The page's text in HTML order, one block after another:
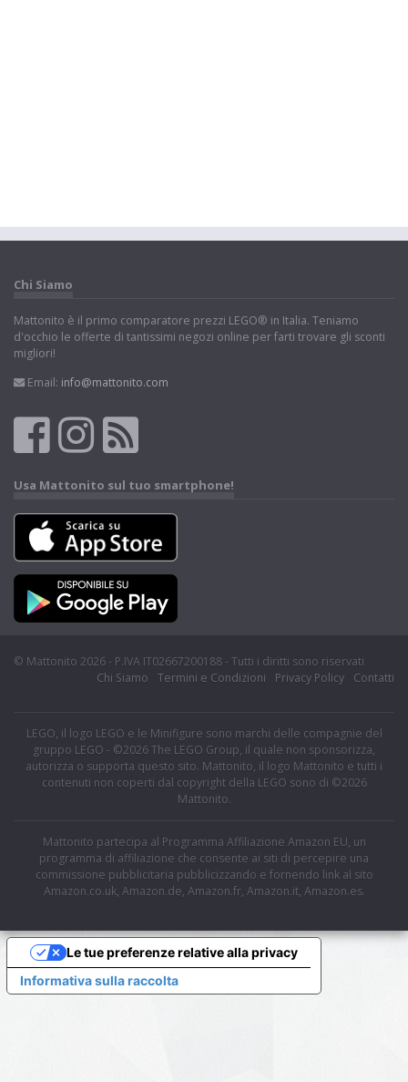
Chi Siamo
Mattonito è il primo comparatore prezzi LEGO® in Italia. Teniamo
d'occhio le offerte di tantissimi negozi online per farti trovare gli sconti
migliori!
Email: info@mattonito.com
Usa Mattonito sul tuo smartphone!
© Mattonito 2026 - P.IVA IT02667200188 - Tutti i diritti sono riservati
Chi Siamo
Termini e Condizioni Privacy Policy Contatti
LEGO, il logo LEGO e le Minifigure sono marchi delle compagnie del
gruppo LEGO - ©2026 The LEGO Group, il quale non sponsorizza,
autorizza o supporta questo sito. Mattonito, il logo Mattonito e tutti i
contenuti non coperti dal copyright della LEGO sono di ©2026
Mattonito.
Mattonito partecipa al Programma Affiliazione Amazon EU, un
programma di affiliazione che consente ai siti di percepire una
commissione pubblicitaria pubblicizzando e fornendo link al sito
Amazon.co.uk, Amazon.de, Amazon.fr, Amazon.it, Amazon.es.
Informativa sulla raccolta
Le tue preferenze relative alla privacy